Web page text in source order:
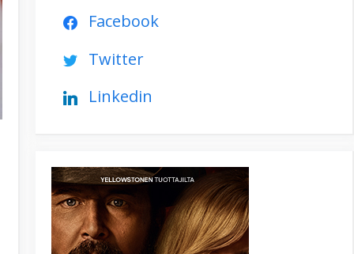
Facebook
Twitter
Linkedin